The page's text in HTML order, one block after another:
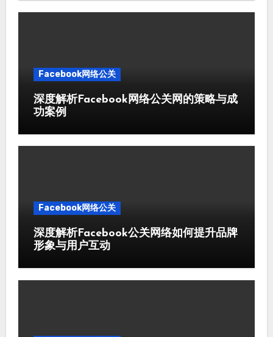
Facebook网络公关
深度解析Facebook网络公关网的策略与成
功案例
Facebook网络公关
深度解析Facebook公关网络如何提升品牌
形象与用户互动